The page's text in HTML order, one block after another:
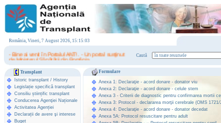
România, Vineri, 7 August 2026, 15:15:03
- Bine ai venit în Portalul ANT! . - Un portal susţinut
de Ministerul Sănătăţii din România.
Caută
Transplant
Istoric transplant / History
Legislație specifică transplant
Consiliu științific transplant
Conducerea Agenţiei Naționale
Activitatea Agenției
Declarații de avere şi interese
Buget
Formulare
Anexa 1: Declaraţie - acord donare - donator viu
Anexa 2: Declaraţie - acord donare - celule stem
Anexa 3 - Criterii de diagnostic pentru confirmarea mortii
Anexa 3: Protocol - declararea morţii cerebrale (OMS 1721/
Anexa 4: Declaraţie - acord donare - donator decedat
Anexa 5A: Protocol resuscitare pentru adult